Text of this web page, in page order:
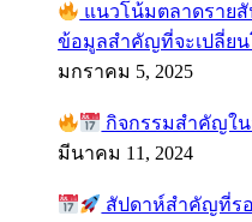
แนวโน้มตลาดรายสั
ข้อมูลสำคัญที่จะเปลี่ย
มกราคม 5, 2025
กิจกรรมสำคัญใ
มีนาคม 11, 2024
สัปดาห์สำคัญที่ร